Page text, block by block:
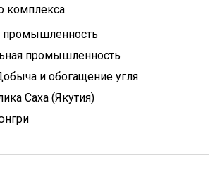
комплекса.
промышленность
промышленность
и обогащение угля
Саха (Якутия)